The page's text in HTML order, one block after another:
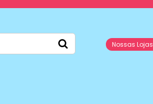
Nossas Lojas